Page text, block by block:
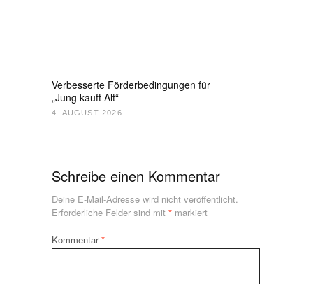
Verbesserte Förderbedingungen für
„Jung kauft Alt“
4. AUGUST 2026
Schreibe einen Kommentar
Deine E-Mail-Adresse wird nicht veröffentlicht.
Erforderliche Felder sind mit * markiert
Kommentar*